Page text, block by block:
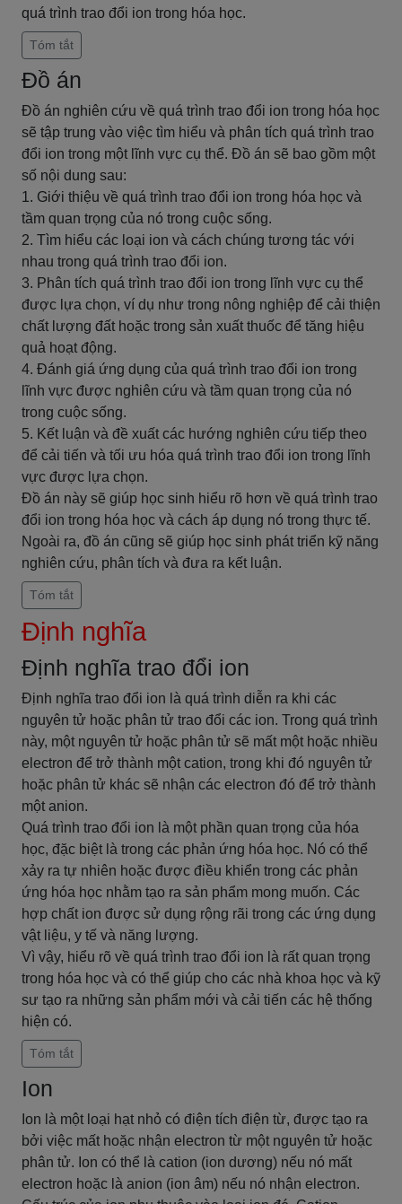
quá trình trao đổi ion trong hóa học.
Tóm tắt
Đồ án
Đồ án nghiên cứu về quá trình trao đổi ion trong hóa học
sẽ tập trung vào việc tìm hiểu và phân tích quá trình trao
đổi ion trong một lĩnh vực cụ thể. Đồ án sẽ bao gồm một
số nội dung sau:
1. Giới thiệu về quá trình trao đổi ion trong hóa học và
tầm quan trọng của nó trong cuộc sống.
2. Tìm hiểu các loại ion và cách chúng tương tác với
nhau trong quá trình trao đổi ion.
3. Phân tích quá trình trao đổi ion trong lĩnh vực cụ thể
được lựa chọn, ví dụ như trong nông nghiệp để cải thiện
chất lượng đất hoặc trong sản xuất thuốc để tăng hiệu
quả hoạt động.
4. Đánh giá ứng dụng của quá trình trao đổi ion trong
lĩnh vực được nghiên cứu và tầm quan trọng của nó
trong cuộc sống.
5. Kết luận và đề xuất các hướng nghiên cứu tiếp theo
để cải tiến và tối ưu hóa quá trình trao đổi ion trong lĩnh
vực được lựa chọn.
Đồ án này sẽ giúp học sinh hiểu rõ hơn về quá trình trao
đổi ion trong hóa học và cách áp dụng nó trong thực tế.
Ngoài ra, đồ án cũng sẽ giúp học sinh phát triển kỹ năng
nghiên cứu, phân tích và đưa ra kết luận.
Tóm tắt
Định nghĩa
Định nghĩa trao đổi ion
Định nghĩa trao đổi ion là quá trình diễn ra khi các
nguyên tử hoặc phân tử trao đổi các ion. Trong quá trình
này, một nguyên tử hoặc phân tử sẽ mất một hoặc nhiều
electron để trở thành một cation, trong khi đó nguyên tử
hoặc phân tử khác sẽ nhận các electron đó để trở thành
một anion.
Quá trình trao đổi ion là một phần quan trọng của hóa
học, đặc biệt là trong các phản ứng hóa học. Nó có thể
xảy ra tự nhiên hoặc được điều khiển trong các phản
ứng hóa học nhằm tạo ra sản phẩm mong muốn. Các
hợp chất ion được sử dụng rộng rãi trong các ứng dụng
vật liệu, y tế và năng lượng.
Vì vậy, hiểu rõ về quá trình trao đổi ion là rất quan trọng
trong hóa học và có thể giúp cho các nhà khoa học và kỹ
sư tạo ra những sản phẩm mới và cải tiến các hệ thống
hiện có.
Tóm tắt
Ion
Ion là một loại hạt nhỏ có điện tích điện từ, được tạo ra
bởi việc mất hoặc nhận electron từ một nguyên tử hoặc
phân tử. Ion có thể là cation (ion dương) nếu nó mất
electron hoặc là anion (ion âm) nếu nó nhận electron.